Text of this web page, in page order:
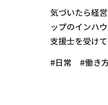
気づいたら経
ップのインハ
支援士を受け
日常
働き